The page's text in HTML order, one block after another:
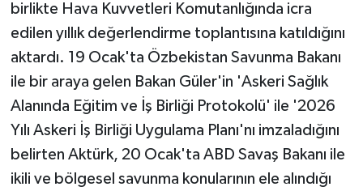
birlikte Hava Kuvvetleri Komutanlığında icra
edilen yıllık değerlendirme toplantısına katıldığını
aktardı. 19 Ocak'ta Özbekistan Savunma Bakanı
ile bir araya gelen Bakan Güler'in 'Askeri Sağlık
Alanında Eğitim ve İş Birliği Protokolü' ile '2026
Yılı Askeri İş Birliği Uygulama Planı'nı imzaladığını
belirten Aktürk, 20 Ocak'ta ABD Savaş Bakanı ile
ikili ve bölgesel savunma konularının ele alındığı